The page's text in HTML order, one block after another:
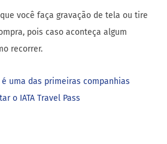
você faça gravação de tela ou tire
pois caso aconteça algum
recorrer.
é uma das primeiras companhias
o IATA Travel Pass